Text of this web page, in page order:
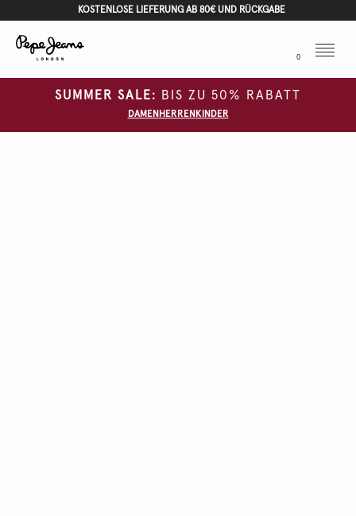
KOSTENLOSE LIEFERUNG AB 80€ UND RÜCKGABE
0
Menu
SUMMER SALE: BIS ZU 50% RABATT
DAMEN HERREN KINDER